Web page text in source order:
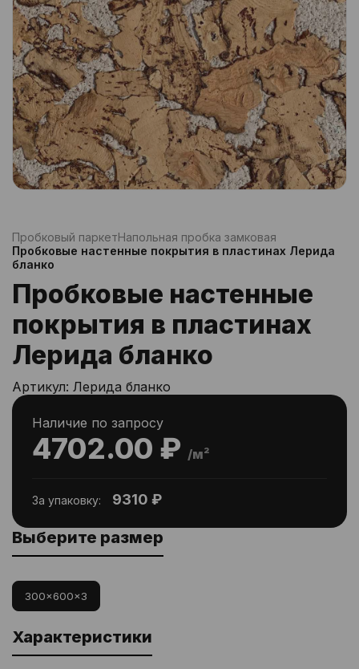
Пробковый паркетНапольная пробка замковая
Пробковые настенные покрытия в пластинах Лерида
бланко
Пробковые настенные
покрытия в пластинах
Лерида бланко
Артикул: Лерида бланко
4702.00 ₽ /м²
Наличие по запросу
За упаковку: 9310 ₽
Выберите размер
300x600x3
Характеристики